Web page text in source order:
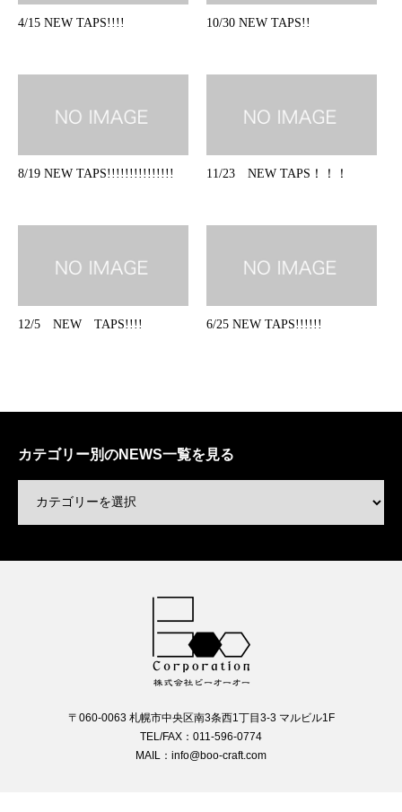
4/15 NEW TAPS!!!! 10/30 NEW TAPS!!
8/19 NEW TAPS!!!!!!!!!!!!!!! 11/23 NEW TAPS！！！
12/5 NEW TAPS!!!! 6/25 NEW TAPS!!!!!!
カテゴリー別のNEWS一覧を見る
〒060-0063 札幌市中央区南3条西1丁目3-3 マルビル1F
TEL/FAX：011-596-0774
MAIL：info@boo-craft.com